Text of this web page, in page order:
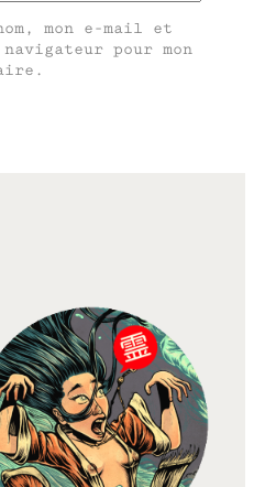
mon e-mail et
pour mon